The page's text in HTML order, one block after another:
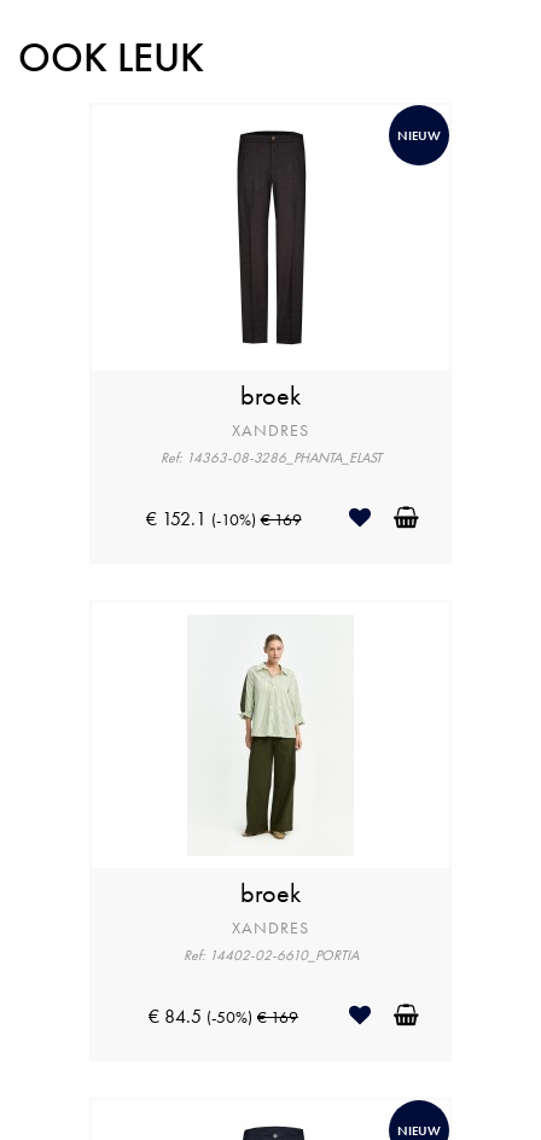
OOK LEUK
NIEUW
broek
XANDRES
Ref: 14363-08-3286_PHANTA_ELAST
€ 152.1 (-10%) € 169
broek
XANDRES
Ref: 14402-02-6610_PORTIA
€ 84.5 (-50%) € 169
NIEUW